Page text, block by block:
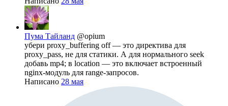
Пума Тайланд @opium
убери proxy_buffering off — это директива для
proxy_pass, не для статики. А для нормального seek
добавь mp4; в location — это включает встроенный
nginx-модуль для range-запросов.
Написано 28 мая